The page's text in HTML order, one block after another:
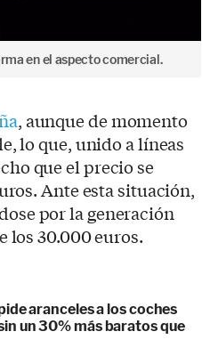
en el aspecto comercial.
, aunque de momento
lo que, unido a líneas
que el precio se
Ante esta situación,
por la generación
los 30.000 euros.
aranceles a los coches
un 30% más baratos que